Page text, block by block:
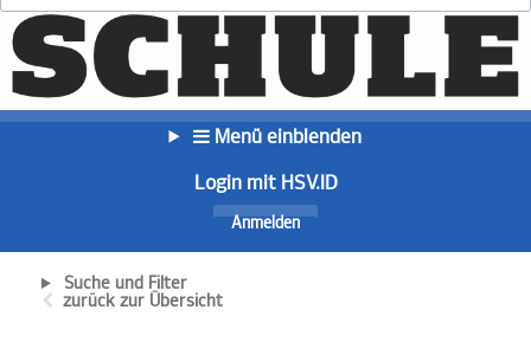
Menü einblenden
Login mit HSV.ID
Anmelden
Suche und Filter
zurück zur Übersicht